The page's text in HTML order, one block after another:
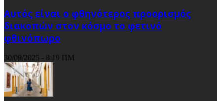
Αυτός είναι ο φθηνότερος προορισμός
διακοπών στον κόσμο το φετινό
φθινόπωρο
30/09/2025 - 8:19 ΠΜ